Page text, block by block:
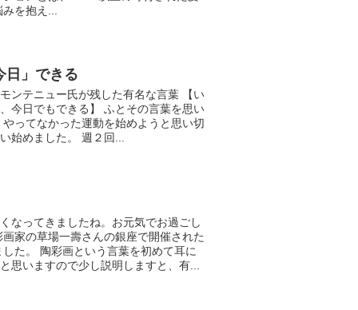
を抱え...
日」できる
ンテニュー氏が残した有名な言葉 【い
今日でもできる】 ふとその言葉を思い
ってなかった運動を始めようと思い切
始めました。 週２回...
なってきましたね。お元気でお過ごし
家の草場一壽さんの銀座で開催された
た。 陶彩画という言葉を初めて耳に
思いますので少し説明しますと、有...